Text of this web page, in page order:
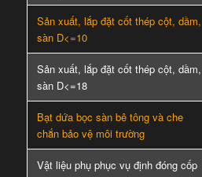
Sản xuất, lắp đặt cốt thép cột, dầm,
sàn D<=10
Sản xuất, lắp đặt cốt thép cột, dầm,
sàn D<=18
Bạt dứa bọc sàn bê tông và che
chắn bảo vệ môi trường
Vật liệu phụ phục vụ định đóng cốp